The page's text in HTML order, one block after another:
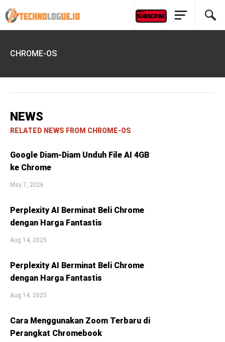
CHROME-OS
NEWS
RELATED NEWS FROM CHROME-OS
Google Diam-Diam Unduh File AI 4GB
ke Chrome
May 7, 2026
Perplexity AI Berminat Beli Chrome
dengan Harga Fantastis
Aug 14, 2025
Perplexity AI Berminat Beli Chrome
dengan Harga Fantastis
Aug 14, 2025
Cara Menggunakan Zoom Terbaru di
Perangkat Chromebook